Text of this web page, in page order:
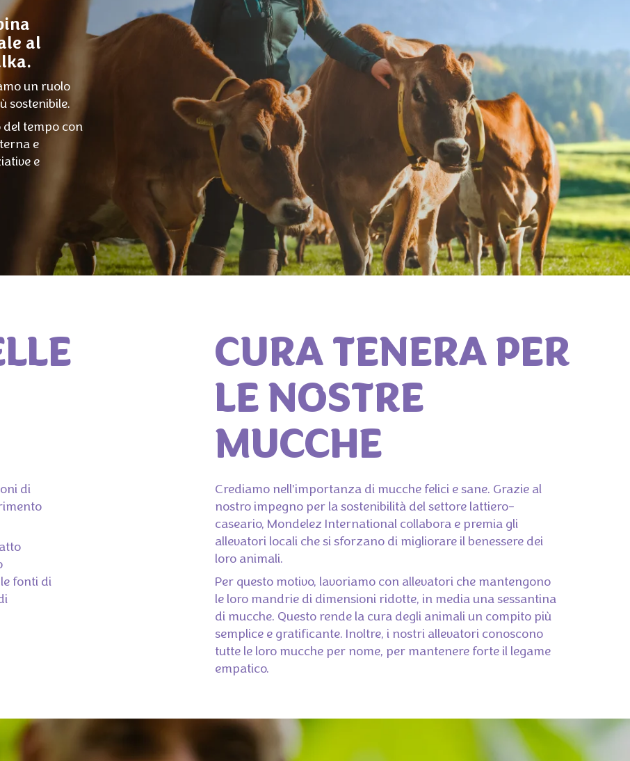
al
un ruolo
sostenibile.
del tempo con
e
e
di
fonti di
CURA TENERA PER
LE NOSTRE
MUCCHE
Crediamo nell'importanza di mucche felici e sane. Grazie al
nostro impegno per la sostenibilità del settore lattiero-
caseario, Mondelez International collabora e premia gli
allevatori locali che si sforzano di migliorare il benessere dei
loro animali.
Per questo motivo, lavoriamo con allevatori che mantengono
le loro mandrie di dimensioni ridotte, in media una sessantina
di mucche. Questo rende la cura degli animali un compito più
semplice e gratificante. Inoltre, i nostri allevatori conoscono
tutte le loro mucche per nome, per mantenere forte il legame
empatico.